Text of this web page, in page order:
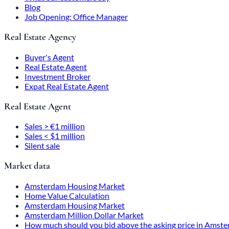
Blog
Job Opening: Office Manager
Real Estate Agency
Buyer's Agent
Real Estate Agent
Investment Broker
Expat Real Estate Agent
Real Estate Agent
Sales > €1 million
Sales < $1 million
Silent sale
Market data
Amsterdam Housing Market
Home Value Calculation
Amsterdam Housing Market
Amsterdam Million Dollar Market
How much should you bid above the asking price in